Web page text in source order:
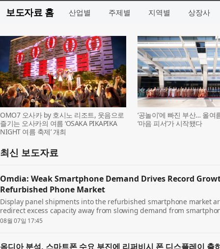
보도자료 홈 산업별 주제별 지역별 상장사
OMO7 오사카 by 호시노 리조트, 웃음으로
즐기는 오사카의 여름 ‘OSAKA PIKAPIKA
NIGHT 여름 축제’ 개최
‘공놀이’에 빠진 부산… 올여
‘마음 피서’가 시작됐다
최신 보도자료
Omdia: Weak Smartphone Demand Drives Record
Refurbished Phone Market
Display panel shipments into the refurbished smartphone market
redirect excess capacity away from slowing demand from
Omdia’s latest Smartphone Display Intelligence Service...
08월 07일 17:45
옴디아 분석, 스마트폰 수요 부진에 리퍼비시 폰 디스플레이 출